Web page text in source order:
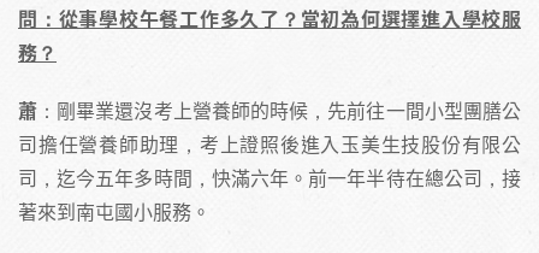
問：從事學校午餐工作多久了？當初為何選擇進入學校服
務？
蕭 ：剛畢業還沒考上營養師的時候，先前往一間小型團膳公
司擔任營養師助理，考上證照後進入玉美生技股份有限公
司，迄今五年多時間，快滿六年。前一年半待在總公司，接
著來到南屯國小服務。